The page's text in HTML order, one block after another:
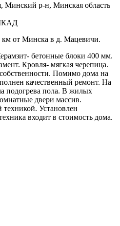
Минский р-н, Минская область
км от Минска в д. Мацевичи.
бетонные блоки 400 мм.
Кровля- мягкая черепица.
Помимо дома на
качественный ремонт. На
подогрева пола. В жилых
двери массив.
Установлен
входит в стоимость дома.